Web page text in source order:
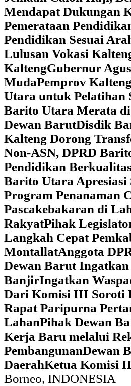
Mendapat Dukungan
Pemerataan
Pendidikan Sesuai
Lulusan Vokasi
Kalteng‎Gubernur
Muda‎Pemprov
Utara untuk Pelatihan
Barito Utara Merata
Dewan BarutDisdik
Kalteng Dorong
Non-ASN, DPRD
Pendidikan
Barito Utara Apresiasi
Program Penanaman
Pascakebakaran di
RakyatPihak
Langkah Cepat
MontallatAnggota
Dewan Barut
BanjirIngatkan
Dari Komisi III Soroti
Rapat Paripurna
LahanPihak Dewan
Kerja Baru melalui
PembangunanDewan
DaerahKetua Komisi
Borneo, INDONESIA